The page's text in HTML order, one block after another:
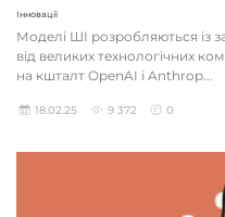
Інновації
Моделі ШІ розробляються із
від великих технологічних
на кшталт OpenAI і Anthrop...
18.02.25 9 372 0